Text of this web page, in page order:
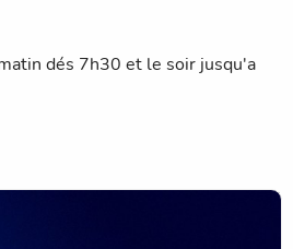
dés 7h30 et le soir jusqu'a